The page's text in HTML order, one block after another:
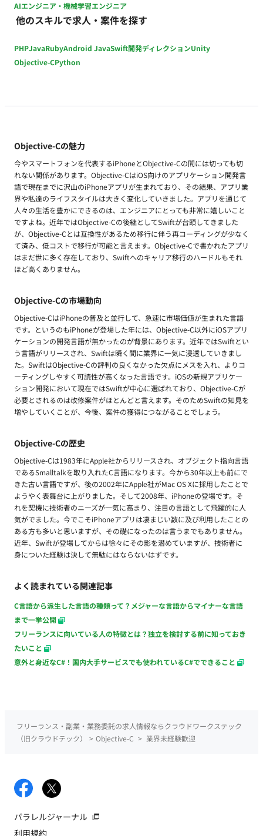
AIエンジニア・機械学習エンジニア
他のスキルで求人・案件を探す
PHPJavaRubyAndroid JavaSwift開発ディレクションUnity
Objective-CPython
Objective-Cの魅力
今やスマートフォンを代表するiPhoneとObjective-Cの間には切っても切
れない関係があります。Objective-CはiOS向けのアプリケーション開発言
語で現在までに沢山のiPhoneアプリが生まれており、その結果、アプリ業
界や私達のライフスタイルは大きく変化していきました。アプリを通じて
人々の生活を豊かにできるのは、エンジニアにとっても非常に嬉しいこと
ですよね。近年ではObjective-Cの後継としてSwiftが台頭してきました
が、Objective-Cとは互換性があるため移行に伴う再コーディングが少なく
て済み、低コストで移行が可能と言えます。Objective-Cで書かれたアプリ
はまだ世に多く存在しており、Swiftへのキャリア移行のハードルもそれ
ほど高くありません。
Objective-Cの市場動向
Objective-CはiPhoneの普及と並行して、急速に市場価値が生まれた言語
です。というのもiPhoneが登場した年には、Objective-C以外にiOSアプリ
ケーションの開発言語が無かったのが背景にあります。近年ではSwiftとい
う言語がリリースされ、Swiftは瞬く間に業界に一気に浸透していきまし
た。SwiftはObjective-Cの評判の良くなかった欠点にメスを入れ、よりコ
ーティングしやすく可読性が高くなった言語です。iOSの新規アプリケー
ション開発において現在ではSwiftが中心に選ばれており、Objective-Cが
必要とされるのは改修案件がほとんどと言えます。そのためSwiftの知見を
増やしていくことが、今後、案件の獲得につながることでしょう。
Objective-Cの歴史
Objective-Cは1983年にApple社からリリースされ、オブジェクト指向言語
であるSmalltalkを取り入れたC言語になります。今から30年以上も前にで
きた古い言語ですが、後の2002年にApple社がMac OS Xに採用したことで
ようやく表舞台に上がりました。そして2008年、iPhoneの登場です。そ
れを契機に技術者のニーズが一気に高まり、注目の言語として飛躍的に人
気がでました。今でこそiPhoneアプリは凄まじい数に及び利用したことの
ある方も多いと思いますが、その礎になったのは言うまでもありません。
近年、Swiftが登場してからは徐々にその影を潜めていますが、技術者に
身についた経験は決して無駄にはならないはずです。
よく読まれている関連記事
C言語から派生した言語の種類って？メジャーな言語からマイナーな言語
まで一挙公開
フリーランスに向いている人の特徴とは？独立を検討する前に知っておき
たいこと
意外と身近なC#！国内大手サービスでも使われているC#でできること
フリーランス・副業・業務委託の求人情報ならクラウドワークステック
（旧クラウドテック）
> Objective-C > 業界未経験歓迎
パラレルジャーナル
利用規約